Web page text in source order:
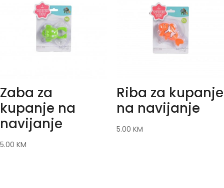
Zaba za
kupanje na
navijanje
5.00 KM
Riba za kupanje
na navijanje
5.00 KM